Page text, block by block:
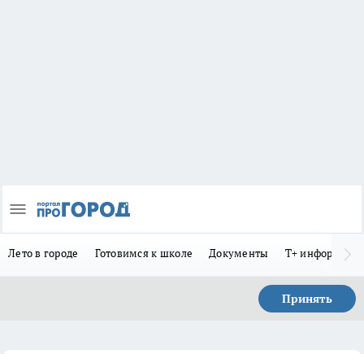
Лето в городе Готовимся к школе Документы Т+
Принять